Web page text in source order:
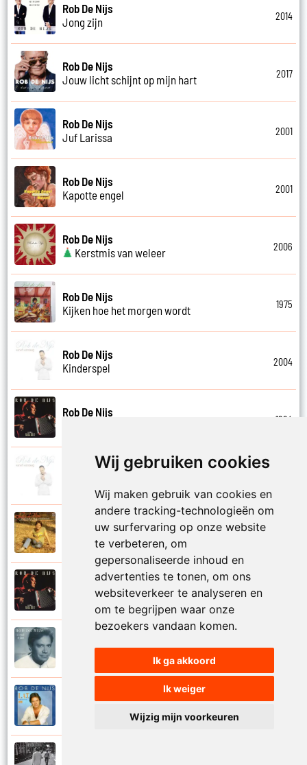
Wij gebruiken cookies
Wij maken gebruik van cookies en
andere tracking-technologieën om
uw surfervaring op onze website
te verbeteren, om
gepersonaliseerde inhoud en
advertenties te tonen, om ons
websiteverkeer te analyseren en
om te begrijpen waar onze
bezoekers vandaan komen.
Ik ga akkoord
Ik weiger
Wijzig mijn voorkeuren
Rob De Nijs
Jong zijn
2014
Rob De Nijs
Jouw licht schijnt op mijn hart
2017
Rob De Nijs
Juf Larissa
2001
Rob De Nijs
Kapotte engel
2001
Rob De Nijs
Kerstmis van weleer
2006
Rob De Nijs
Kijken hoe het morgen wordt
1975
Rob De Nijs
Kinderspel
2004
Rob De Nijs
1994
Rob De Nijs
Rob De Nijs
Kleine man
Rob De Nijs
Kleine ster
Rob De Nijs